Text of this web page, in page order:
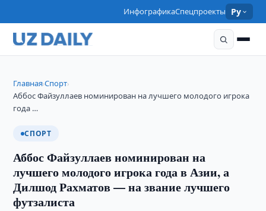
ИнфографикаСпецпроекты Ру
Главная›Спорт›
Аббос Файзуллаев номинирован на лучшего молодого игрока
года …
СПОРТ
Аббос Файзуллаев номинирован на
лучшего молодого игрока года в Азии, а
Дилшод Рахматов — на звание лучшего
футзалиста